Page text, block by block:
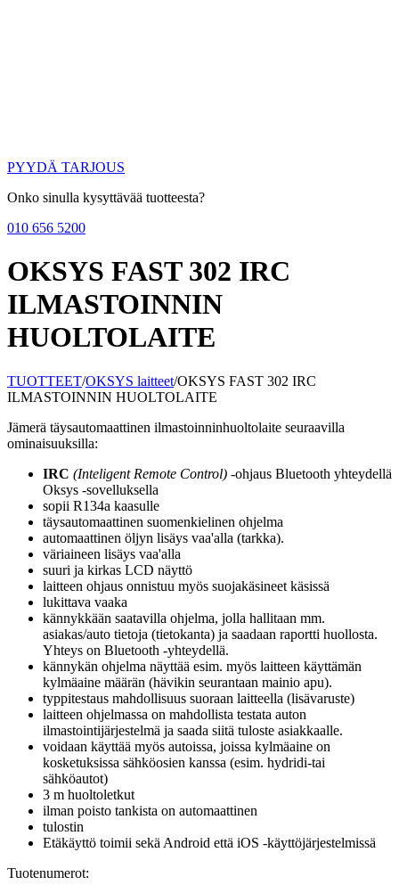
PYYDÄ TARJOUS
Onko sinulla kysyttävää tuotteesta?
010 656 5200
OKSYS FAST 302 IRC
ILMASTOINNIN
HUOLTOLAITE
TUOTTEET/OKSYS laitteet/OKSYS FAST 302 IRC
ILMASTOINNIN HUOLTOLAITE
Jämerä täysautomaattinen ilmastoinninhuoltolaite seuraavilla
ominaisuuksilla:
IRC (Inteligent Remote Control) -ohjaus Bluetooth yhteydellä
Oksys -sovelluksella
sopii R134a kaasulle
täysautomaattinen suomenkielinen ohjelma
automaattinen öljyn lisäys vaa'alla (tarkka).
väriaineen lisäys vaa'alla
suuri ja kirkas LCD näyttö
laitteen ohjaus onnistuu myös suojakäsineet käsissä
lukittava vaaka
kännykkään saatavilla ohjelma, jolla hallitaan mm.
asiakas/auto tietoja (tietokanta) ja saadaan raportti huollosta.
Yhteys on Bluetooth -yhteydellä.
kännykän ohjelma näyttää esim. myös laitteen käyttämän
kylmäaine määrän (hävikin seurantaan mainio apu).
typpitestaus mahdollisuus suoraan laitteella (lisävaruste)
laitteen ohjelmassa on mahdollista testata auton
ilmastointijärjestelmä ja saada siitä tuloste asiakkaalle.
voidaan käyttää myös autoissa, joissa kylmäaine on
kosketuksissa sähköosien kanssa (esim. hydridi-tai
sähköautot)
3 m huoltoletkut
ilman poisto tankista on automaattinen
tulostin
Etäkäyttö toimii sekä Android että iOS -käyttöjärjestelmissä
Tuotenumerot: